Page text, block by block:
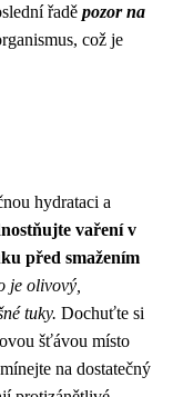
řadě pozor na
což je
hydrataci a
vaření v
před smažením
je olivový,
tuky. Dochuťte si
šťávou místo
na dostatečný